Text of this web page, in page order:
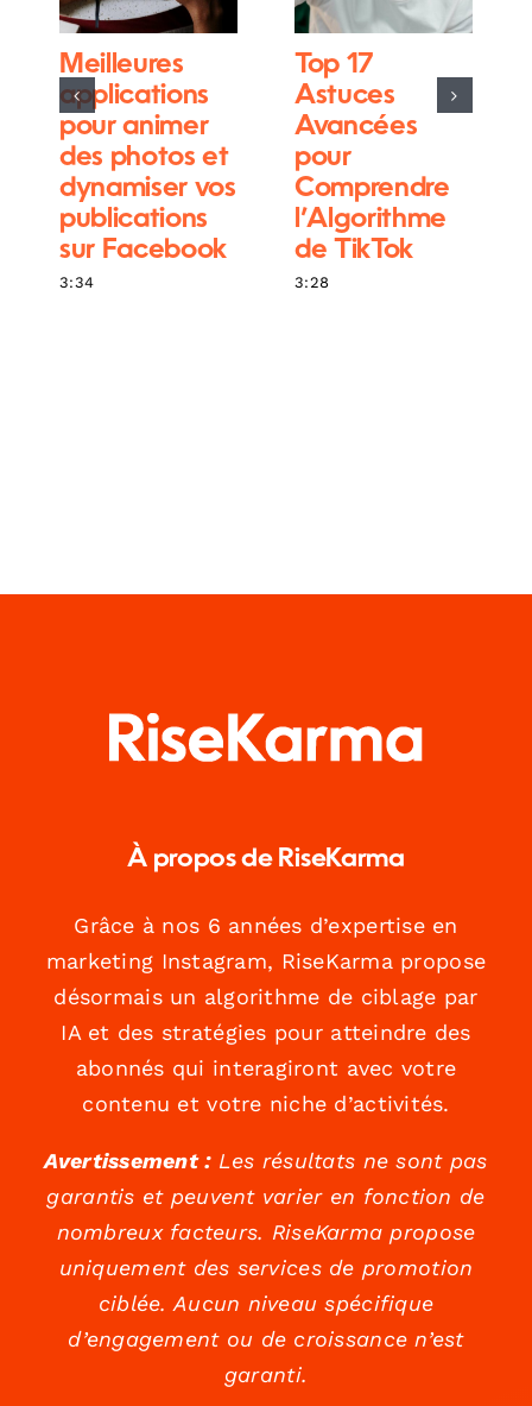
Meilleures
applications
pour animer
des photos et
dynamiser vos
publications
sur Facebook
3:34
Top 17
Astuces
Avancées
pour
Comprendre
l’Algorithme
de TikTok
3:28
À propos de RiseKarma
Grâce à nos 6 années d’expertise en
marketing Instagram, RiseKarma propose
désormais un algorithme de ciblage par
IA et des stratégies pour atteindre des
abonnés qui interagiront avec votre
contenu et votre niche d’activités.
Avertissement :Les résultats ne sont pas
garantis et peuvent varier en fonction de
nombreux facteurs. RiseKarma propose
uniquement des services de promotion
ciblée. Aucun niveau spécifique
d’engagement ou de croissance n’est
garanti.